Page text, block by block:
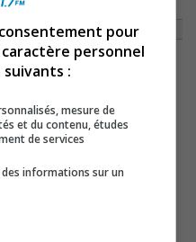
8511-
pour
personnel
suivants :
mesure de
et du contenu, études
de services
informations sur un